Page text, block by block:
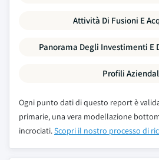
Attività Di Fusioni E
Panorama Degli Investimenti E
Profili
Ogni punto dati di questo report è
primarie, una vera modellazione
incrociati.Scopri il nostro processo di